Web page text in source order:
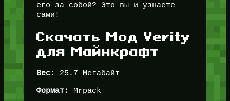
его за собой? Это вы и узнаете
сами!
Скачать Мод Verity
для Майнкрафт
Вес: 25.7 Мегабайт
Формат: Mrpack